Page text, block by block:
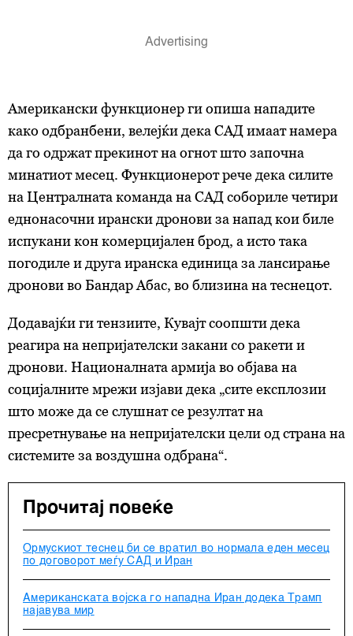
Американски функционер ги опиша нападите
како одбранбени, велејќи дека САД имаат намера
да го одржат прекинот на огнот што започна
минатиот месец. Функционерот рече дека силите
на Централната команда на САД собориле четири
еднонасочни ирански дронови за напад кои биле
испукани кон комерцијален брод, а исто така
погодиле и друга иранска единица за лансирање
дронови во Бандар Абас, во близина на теснецот.
Додавајќи ги тензиите, Кувајт соопшти дека
реагира на непријателски закани со ракети и
дронови. Националната армија во објава на
социјалните мрежи изјави дека „сите експлозии
што може да се слушнат се резултат на
пресретнување на непријателски цели од страна на
системите за воздушна одбрана“.
Прочитај повеќе
Ормускиот теснец би се вратил во нормала еден месец
по договорот меѓу САД и Иран
Американската војска го нападна Иран додека Трамп
најавува мир